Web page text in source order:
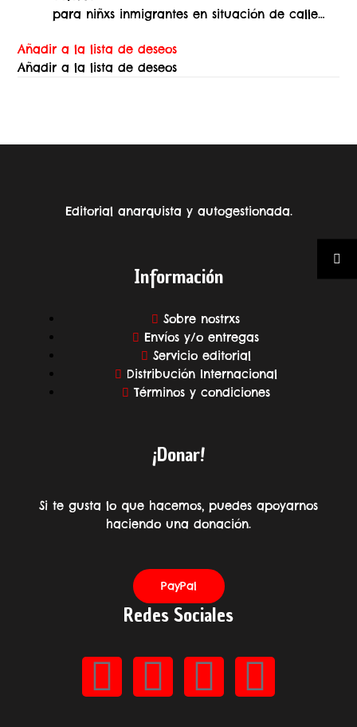
para niñxs inmigrantes en situación de calle…
Añadir a la lista de deseos
Añadir a la lista de deseos
Editorial anarquista y autogestionada.
Información
Sobre nostrxs
Envíos y/o entregas
Servicio editorial
Distribución Internacional
Términos y condiciones
¡Donar!
Si te gusta lo que hacemos, puedes apoyarnos
haciendo una donación.
PayPal
Redes Sociales